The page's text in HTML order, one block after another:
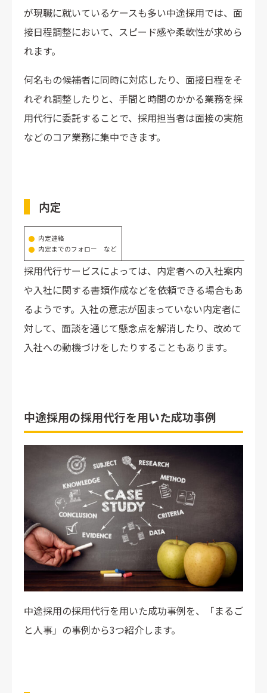
が現職に就いているケースも多い中途採用では、面
接日程調整において、スピード感や柔軟性が求めら
れます。
何名もの候補者に同時に対応したり、面接日程をそ
れぞれ調整したりと、手間と時間のかかる業務を採
用代行に委託することで、採用担当者は面接の実施
などのコア業務に集中できます。
内定
内定連絡
内定までのフォロー など
採用代行サービスによっては、内定者への入社案内
や入社に関する書類作成などを依頼できる場合もあ
るようです。入社の意志が固まっていない内定者に
対して、面談を通じて懸念点を解消したり、改めて
入社への動機づけをしたりすることもあります。
中途採用の採用代行を用いた成功事例
中途採用の採用代行を用いた成功事例を、「まるご
と人事」の事例から3つ紹介します。